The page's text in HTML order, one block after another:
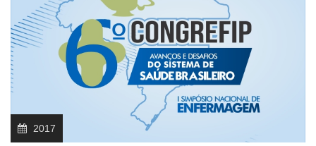
2017